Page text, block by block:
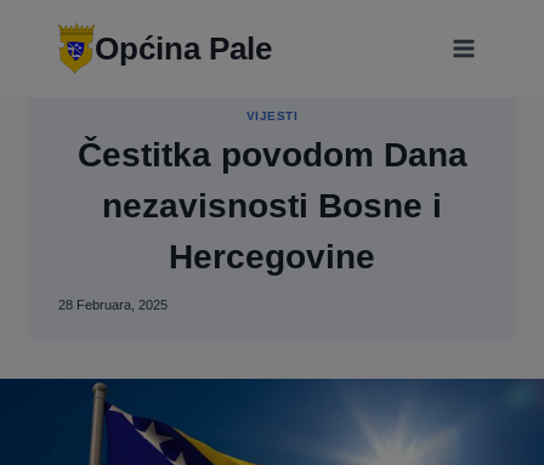
Općina Pale
VIJESTI
Čestitka povodom Dana
nezavisnosti Bosne i
Hercegovine
28 Februara, 2025